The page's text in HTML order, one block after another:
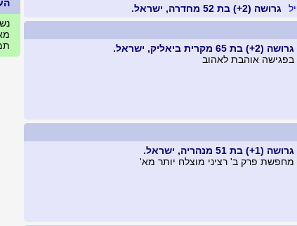
גרושה (2+) בת 52 מחדרה, ישראל.
גרושה (2+) בת 65 מקרית ביאליק, ישראל.
בפגישה אוהבת לאהוב
גרושה (1+) בת 51 מנהריה, ישראל.
מחפשת פרק ב' רציני מוצלח יותר מא'